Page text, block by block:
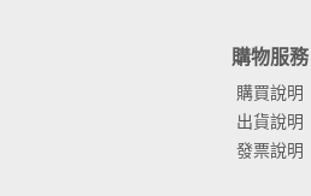
購物服務
購買說明
出貨說明
發票說明